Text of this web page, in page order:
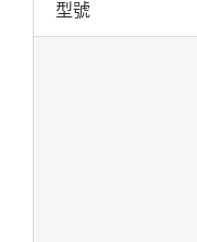
型號